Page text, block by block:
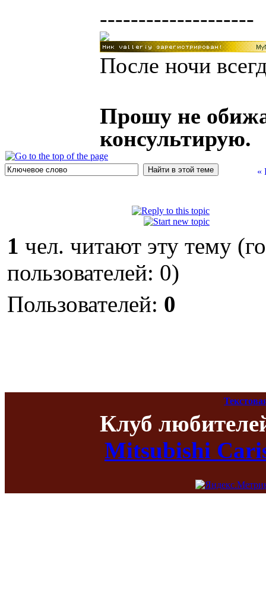
--------------------
После ночи
Прошу не
консультирую.
«
1 чел. читают эту тему
пользователей: 0)
Пользователей: 0
Клуб
Mitsubishi